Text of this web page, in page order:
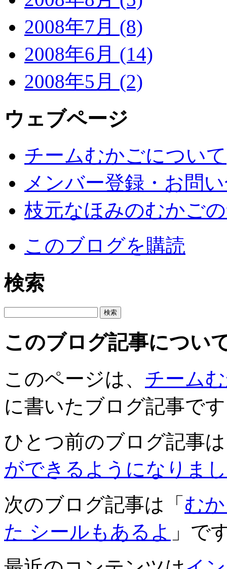
2008年7月 (8)
2008年6月 (14)
2008年5月 (2)
ウェブページ
チームむかごについて
メンバー登録・お問
枝元なほみのむかご
このブログを購読
検索
このブログ記事につい
このページは、 チーム
に書いたブログ記事で
ひとつ前のブログ記事
ができるようになりま
次のブログ記事は「 む
た シールもあるよ 」で